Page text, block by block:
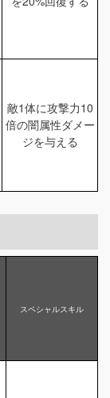
敵1体に攻撃力10
倍の闇属性ダメー
ジを与える
スペシャルスキル